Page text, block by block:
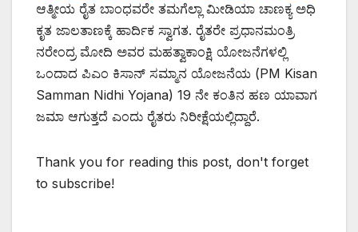
ಆತ್ಮೀಯ ರೈತ ಬಾಂಧವರೇ ತಮಗೆಲ್ಲಾ ಮೀಡಿಯಾ ಚಾಣಕ್ಯ ಅಧಿ
ಕೃತ ಜಾಲತಾಣಕ್ಕೆ ಹಾರ್ದಿಕ ಸ್ವಾಗತ. ರೈತರೇ ಪ್ರಧಾನಮಂತ್ರಿ
ನರೇಂದ್ರ ಮೋದಿ ಅವರ ಮಹತ್ವಾಕಾಂಕ್ಷಿ ಯೋಜನೆಗಳಲ್ಲಿ
ಒಂದಾದ ಪಿಎಂ ಕಿಸಾನ್ ಸಮ್ಮಾನ ಯೋಜನೆಯ (PM Kisan
Samman Nidhi Yojana) 19 ನೇ ಕಂತಿನ ಹಣ ಯಾವಾಗ
ಜಮಾ ಆಗುತ್ತದೆ ಎಂದು ರೈತರು ನಿರೀಕ್ಷೆಯಲ್ಲಿದ್ದಾರೆ.
Thank you for reading this post, don't forget
to subscribe!